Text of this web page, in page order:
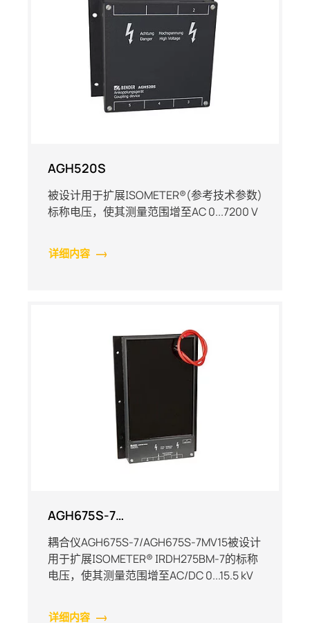
AGH520S
被设计用于扩展ISOMETER®(参考技术参数)
标称电压，使其测量范围增至AC 0...7200 V
详细内容
AGH675S-7…
耦合仪AGH675S-7/AGH675S-7MV15被设计
用于扩展ISOMETER® IRDH275BM-7的标称
电压，使其测量范围增至AC/DC 0...15.5 kV
详细内容